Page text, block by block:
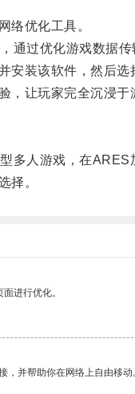
优化工具。
过优化游戏数据传
装该软件，然后选
让玩家完全沉浸于
人游戏，在ARES
择。
进行优化。
并帮助你在网络上自由移动